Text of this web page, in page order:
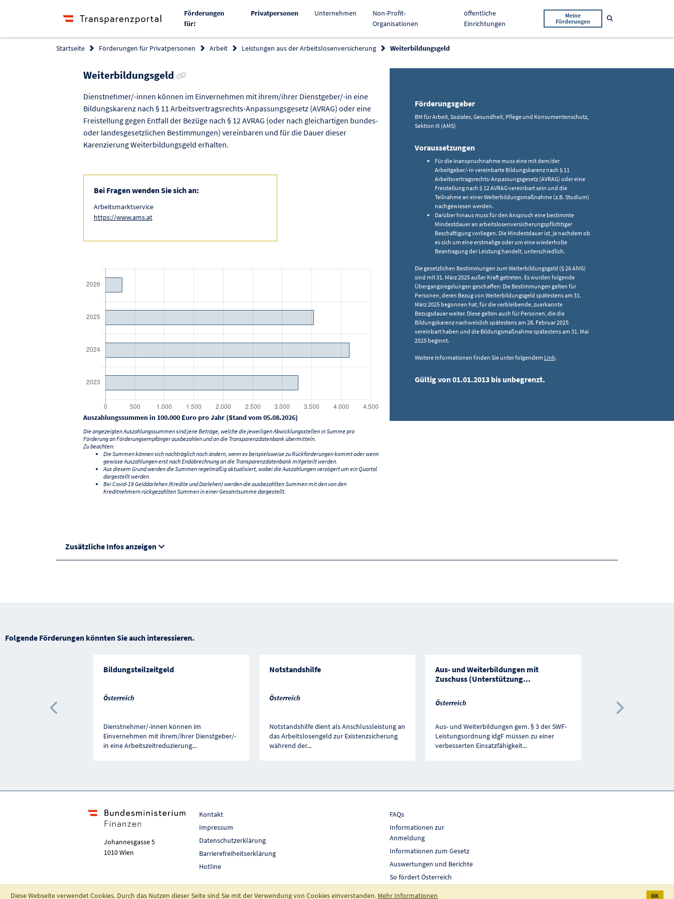
Förderungen
für:
PrivatpersonenAktiv Unternehmen
Non-Profit-
Organisationen
öffentliche
Einrichtungen
Meine
Förderungen
Startseite Förderungen für Privatpersonen Arbeit Leistungen aus der Arbeitslosenversicherung Weiterbildungsgeld
Weiterbildungsgeld Link zur Förderung kopieren
Dienstnehmer/-innen können im Einvernehmen mit ihrem/ihrer Dienstgeber/-in eine
Bildungskarenz nach § 11 Arbeitsvertragsrechts-Anpassungsgesetz (AVRAG) oder eine
Freistellung gegen Entfall der Bezüge nach § 12 AVRAG (oder nach gleichartigen bundes-
oder landesgesetzlichen Bestimmungen) vereinbaren und für die Dauer dieser
Karenzierung Weiterbildungsgeld erhalten.
Bei Fragen wenden Sie sich an:
Arbeitsmarktservice
https://www.ams.at
Auszahlungssummen in 100.000 Euro pro Jahr (Stand vom 05.08.2026)
Die angezeigten Auszahlungssummen sind jene Beträge, welche die jeweiligen Abwicklungsstellen in Summe pro
Förderung an Förderungsempfänger ausbezahlen und an die Transparenzdatenbank übermitteln.
Zu beachten:
Die Summen können sich nachträglich noch ändern, wenn es beispielsweise zu Rückforderungen kommt oder wenn
gewisse Auszahlungen erst nach Endabrechnung an die Transparenzdatenbank mitgeteilt werden.
Aus diesem Grund werden die Summen regelmäßig aktualisiert, wobei die Auszahlungen verzögert um ein Quartal
dargestellt werden.
Bei Covid-19 Gelddarlehen (Kredite und Darlehen) werden die ausbezahlten Summen mit den von den
Kreditnehmern rückgezahlten Summen in einer Gesamtsumme dargestellt.
Förderungsgeber
BM für Arbeit, Soziales, Gesundheit, Pflege und Konsumentenschutz,
Sektion IX (AMS)
Voraussetzungen
Für die Inanspruchnahme muss eine mit dem/der
Arbeitgeber/-in vereinbarte Bildungskarenz nach § 11
Arbeitsvertragsrechts-Anpassungsgesetz (AVRAG) oder eine
Freistellung nach § 12 AVRAG vereinbart sein und die
Teilnahme an einer Weiterbildungsmaßnahme (z.B. Studium)
nachgewiesen werden.
Darüber hinaus muss für den Anspruch eine bestimmte
Mindestdauer an arbeitslosenversicherungspflichtiger
Beschäftigung vorliegen. Die Mindestdauer ist, je nachdem ob
es sich um eine erstmalige oder um eine wiederholte
Beantragung der Leistung handelt, unterschiedlich.
Die gesetzlichen Bestimmungen zum Weiterbildungsgeld (§ 26 AlVG)
sind mit 31. März 2025 außer Kraft getreten. Es wurden folgende
Übergangsregelungen geschaffen: Die Bestimmungen gelten für
Personen, deren Bezug von Weiterbildungsgeld spätestens am 31.
März 2025 begonnen hat, für die verbleibende, zuerkannte
Bezugsdauer weiter. Diese gelten auch für Personen, die die
Bildungskarenz nachweislich spätestens am 28. Februar 2025
vereinbart haben und die Bildungsmaßnahme spätestens am 31. Mai
2025 beginnt.
Weitere Informationen finden Sie unter folgendem Link.
Gültig von 01.01.2013 bis unbegrenzt.
Zusätzliche Infos anzeigen
Folgende Förderungen könnten Sie auch interessieren.
Bildungsteilzeitgeld
Österreich
Dienstnehmer/-innen können im
Einvernehmen mit ihrem/ihrer Dienstgeber/-
in eine Arbeitszeitreduzierung...
Notstandshilfe
Österreich
Notstandshilfe dient als Anschlussleistung an
das Arbeitslosengeld zur Existenzsicherung
während der...
Aus- und Weiterbildungen mit
Zuschuss (Unterstützung...
Österreich
Aus- und Weiterbildungen gem. § 3 der SWF-
Leistungsordnung idgF müssen zu einer
verbesserten Einsatzfähigkeit...
Vorherige Förderung Nächste
Johannesgasse 5
1010 Wien
Kontakt
Impressum
Datenschutzerklärung
Barrierefreiheitserklärung
Hotline
FAQs
Informationen zur
Anmeldung
Informationen zum Gesetz
Auswertungen und Berichte
So fördert Österreich
Diese Webseite verwendet Cookies. Durch das Nutzen dieser Seite sind Sie mit der Verwendung von Cookies einverstanden. Mehr Informationen OK